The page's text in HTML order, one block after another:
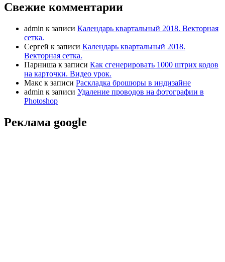
Свежие комментарии
admin к записи Календарь квартальный 2018. Векторная
сетка.
Сергей к записи Календарь квартальный 2018.
Векторная сетка.
Парниша к записи Как сгенерировать 1000 штрих кодов
на карточки. Видео урок.
Макс к записи Раскладка брошюры в индизайне
admin к записи Удаление проводов на фотографии в
Photoshop
Реклама google